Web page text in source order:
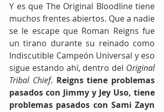
Y es que The Original Bloodline tiene
muchos frentes abiertos. Que a nadie
se le escape que Roman Reigns fue
un tirano durante su reinado como
Indiscutible Campeón Universal y eso
sigue estando ahí, dentro del Original
Tribal Chief. Reigns tiene problemas
pasados con Jimmy y Jey Uso, tiene
problemas pasados con Sami Zayn